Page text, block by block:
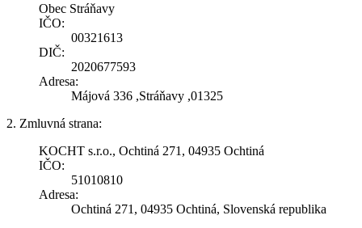
Obec Stráňavy
IČO:
00321613
DIČ:
2020677593
Adresa:
Májová 336 ,Stráňavy ,01325
2. Zmluvná strana:
KOCHT s.r.o., Ochtiná 271, 04935 Ochtiná
IČO:
51010810
Adresa:
Ochtiná 271, 04935 Ochtiná, Slovenská republika